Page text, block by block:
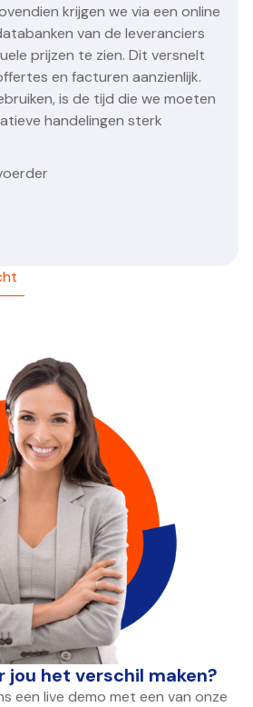
krijgen we via een online
van de leveranciers
prijzen te zien. Dit versnelt
en facturen aanzienlijk.
is de tijd die we moeten
handelingen sterk
jou het verschil maken?
een live demo met een van onze